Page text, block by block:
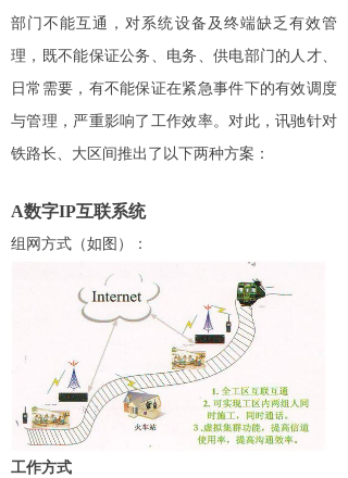
部门不能互通，对系统设备及终端缺乏有效管
理，既不能保证公务、电务、供电部门的人才、
日常需要，有不能保证在紧急事件下的有效调度
与管理，严重影响了工作效率。对此，讯驰针对
铁路长、大区间推出了以下两种方案 ：
A数字IP互联系统
组网方式（如图）：
工作方式